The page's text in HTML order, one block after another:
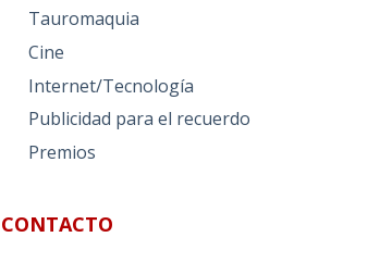
Tauromaquia
Cine
Internet/Tecnología
Publicidad para el recuerdo
Premios
CONTACTO